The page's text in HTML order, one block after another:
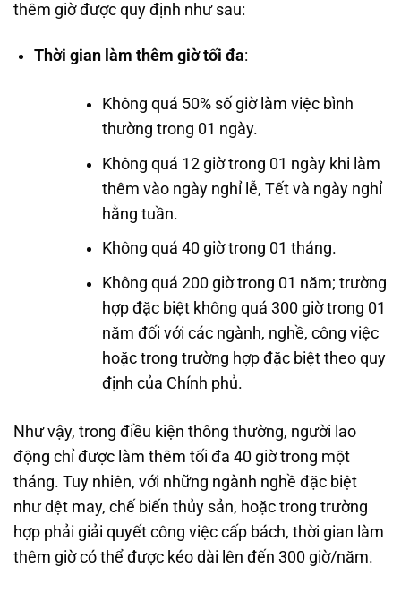
thêm giờ được quy định như sau:
Thời gian làm thêm giờ tối đa:
Không quá 50% số giờ làm việc bình
thường trong 01 ngày.
Không quá 12 giờ trong 01 ngày khi làm
thêm vào ngày nghỉ lễ, Tết và ngày nghỉ
hằng tuần.
Không quá 40 giờ trong 01 tháng.
Không quá 200 giờ trong 01 năm; trường
hợp đặc biệt không quá 300 giờ trong 01
năm đối với các ngành, nghề, công việc
hoặc trong trường hợp đặc biệt theo quy
định của Chính phủ.
Như vậy, trong điều kiện thông thường, người lao
động chỉ được làm thêm tối đa 40 giờ trong một
tháng. Tuy nhiên, với những ngành nghề đặc biệt
như dệt may, chế biến thủy sản, hoặc trong trường
hợp phải giải quyết công việc cấp bách, thời gian làm
thêm giờ có thể được kéo dài lên đến 300 giờ/năm.